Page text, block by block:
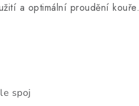
a optimální proudění kouře.
spoj